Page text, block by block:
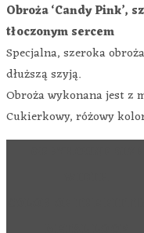
Obroża ‘Candy Pink’,
tłoczonym sercem
Specjalna, szeroka
dłuższą szyją.
Obroża wykonana jest z
Cukierkowy, różowy